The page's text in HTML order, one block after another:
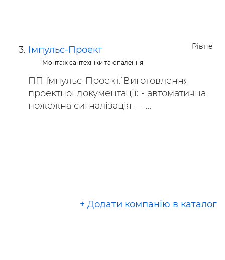
Рівне
Імпульс-Проект
Монтаж сантехніки та опалення
ПП `Імпульс-Проект`. Виготовлення
проектної документації: - автоматична
пожежна сигналізація — ...
+ Додати компанію в каталог